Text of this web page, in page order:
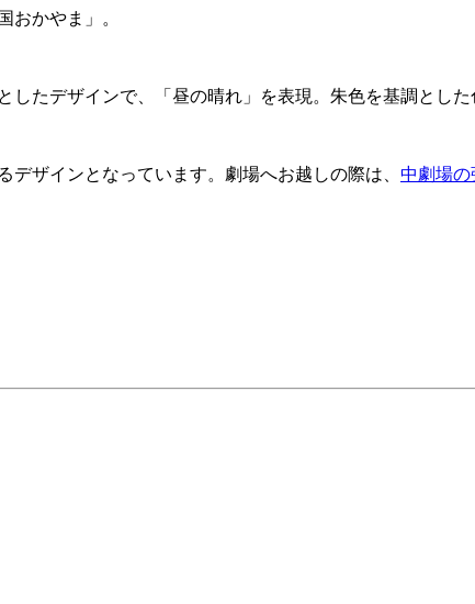
おかやま」。
たデザインで、「昼の晴れ」を表現。朱色を基調とした
デザインとなっています。劇場へお越しの際は、 中劇場の